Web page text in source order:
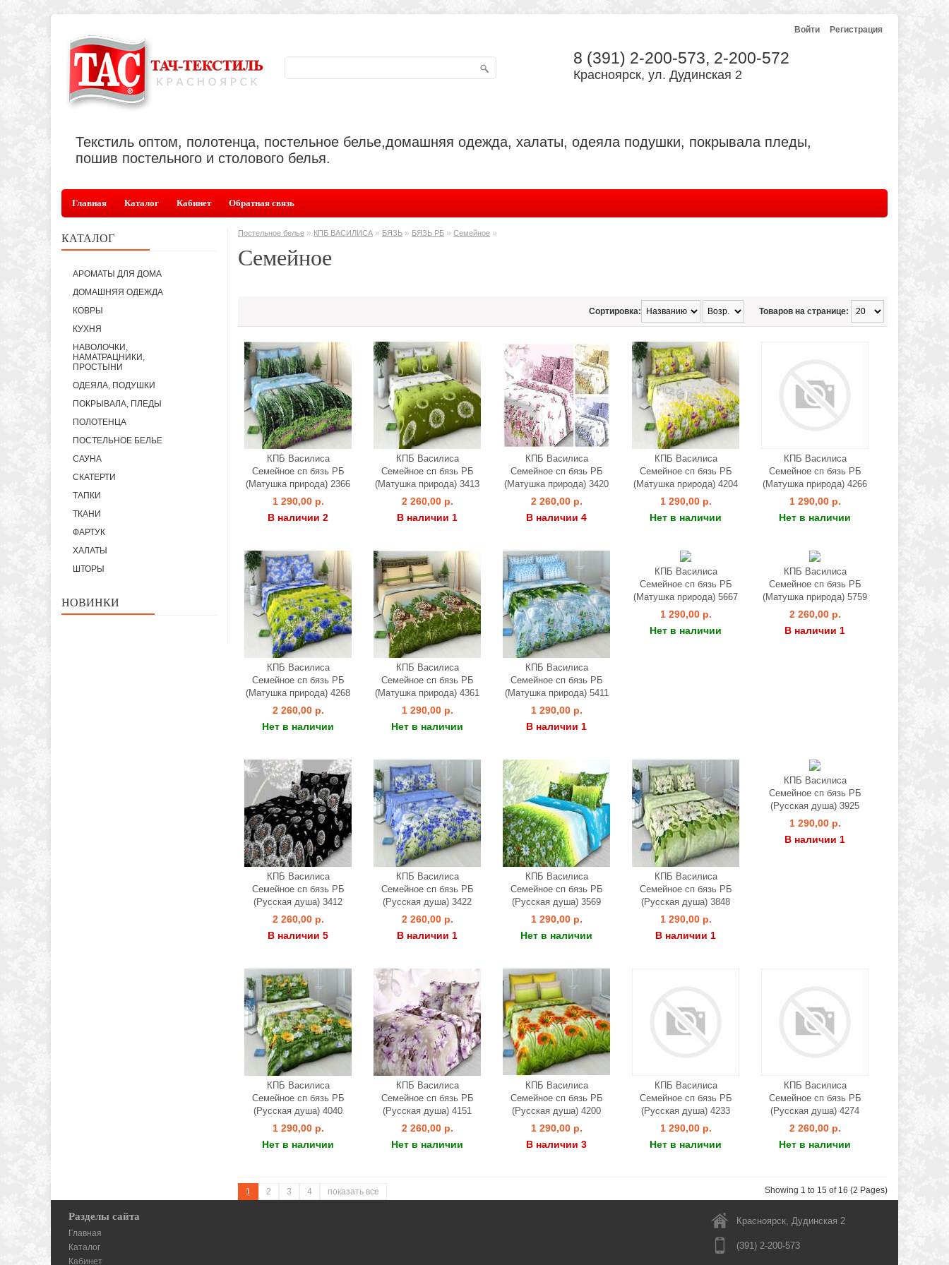
Войти Регистрация
8 (391) 2-200-573, 2-200-572
Красноярск, ул. Дудинская 2
Текстиль оптом, полотенца, постельное белье,домашняя одежда, халаты, одеяла подушки, покрывала пледы,
пошив постельного и столового белья.
Главная Каталог Кабинет Обратная связь
КАТАЛОГ
АРОМАТЫ ДЛЯ ДОМА
ДОМАШНЯЯ ОДЕЖДА
КОВРЫ
КУХНЯ
НАВОЛОЧКИ,
НАМАТРАЦНИКИ,
ПРОСТЫНИ
ОДЕЯЛА, ПОДУШКИ
ПОКРЫВАЛА, ПЛЕДЫ
ПОЛОТЕНЦА
ПОСТЕЛЬНОЕ БЕЛЬЕ
САУНА
СКАТЕРТИ
ТАПКИ
ТКАНИ
ФАРТУК
ХАЛАТЫ
ШТОРЫ
НОВИНКИ
Постельное белье » КПБ ВАСИЛИСА » БЯЗЬ » БЯЗЬ РБ » Семейное »
Семейное
Товаров на странице:
Сортировка:
КПБ Василиса
Семейное сп бязь РБ
(Матушка природа) 2366
1 290,00 р.
В наличии 2
КПБ Василиса
Семейное сп бязь РБ
(Матушка природа) 3413
2 260,00 р.
В наличии 1
КПБ Василиса
Семейное сп бязь РБ
(Матушка природа) 3420
2 260,00 р.
В наличии 4
КПБ Василиса
Семейное сп бязь РБ
(Матушка природа) 4204
1 290,00 р.
Нет в наличии
КПБ Василиса
Семейное сп бязь РБ
(Матушка природа) 4266
1 290,00 р.
Нет в наличии
КПБ Василиса
Семейное сп бязь РБ
(Матушка природа) 4268
2 260,00 р.
Нет в наличии
КПБ Василиса
Семейное сп бязь РБ
(Матушка природа) 4361
1 290,00 р.
Нет в наличии
КПБ Василиса
Семейное сп бязь РБ
(Матушка природа) 5411
1 290,00 р.
В наличии 1
КПБ Василиса
Семейное сп бязь РБ
(Матушка природа) 5667
1 290,00 р.
Нет в наличии
КПБ Василиса
Семейное сп бязь РБ
(Матушка природа) 5759
2 260,00 р.
В наличии 1
КПБ Василиса
Семейное сп бязь РБ
(Русская душа) 3412
2 260,00 р.
В наличии 5
КПБ Василиса
Семейное сп бязь РБ
(Русская душа) 3422
2 260,00 р.
В наличии 1
КПБ Василиса
Семейное сп бязь РБ
(Русская душа) 3569
1 290,00 р.
Нет в наличии
КПБ Василиса
Семейное сп бязь РБ
(Русская душа) 3848
1 290,00 р.
В наличии 1
КПБ Василиса
Семейное сп бязь РБ
(Русская душа) 3925
1 290,00 р.
В наличии 1
КПБ Василиса
Семейное сп бязь РБ
(Русская душа) 4040
1 290,00 р.
Нет в наличии
КПБ Василиса
Семейное сп бязь РБ
(Русская душа) 4151
2 260,00 р.
Нет в наличии
КПБ Василиса
Семейное сп бязь РБ
(Русская душа) 4200
1 290,00 р.
В наличии 3
КПБ Василиса
Семейное сп бязь РБ
(Русская душа) 4233
1 290,00 р.
Нет в наличии
КПБ Василиса
Семейное сп бязь РБ
(Русская душа) 4274
2 260,00 р.
Нет в наличии
1 2 3 4 показать все Showing 1 to 15 of 16 (2 Pages)
Разделы сайта
Главная
Каталог
Кабинет
Красноярск, Дудинская 2
(391) 2-200-573